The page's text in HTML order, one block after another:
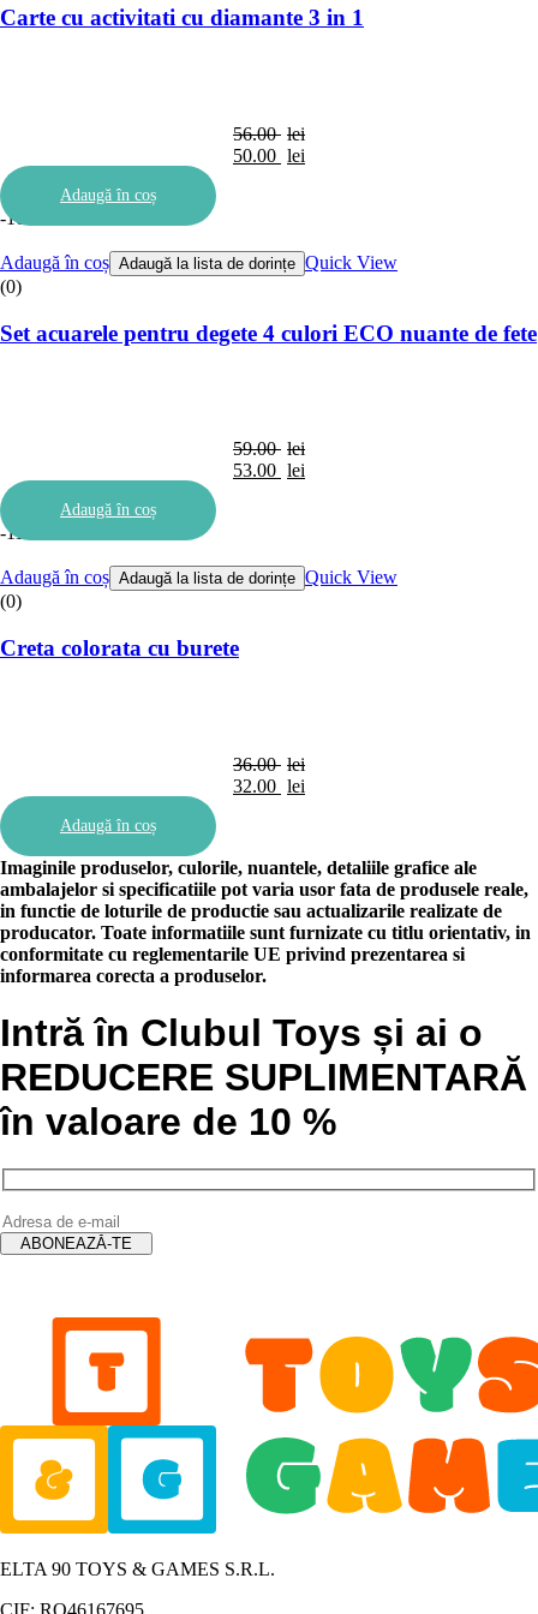
Carte cu activitati cu diamante 3 in 1
56.00 lei
Prețul
50.00 lei
Adaugă în coș
-10%
Adaugă în coș Adaugă la lista de dorințe Quick View
(0)
Set acuarele pentru degete 4 culori ECO nuante de fete
59.00 lei
Prețul
53.00 lei
Adaugă în coș
-11%
Adaugă în coș Adaugă la lista de dorințe Quick View
(0)
Creta colorata cu burete
36.00 lei
Prețul
36.00 lei.
32.00 lei
32.00 lei.
Adaugă în coș
Imaginile produselor, culorile, nuantele, detaliile grafice ale
ambalajelor si specificatiile pot varia usor fata de produsele reale,
in functie de loturile de productie sau actualizarile realizate de
producator. Toate informatiile sunt furnizate cu titlu orientativ, in
conformitate cu reglementarile UE privind prezentarea si
informarea corecta a produselor.
Intră în Clubul Toys și ai o
REDUCERE SUPLIMENTARĂ
în valoare de 10 %
ELTA 90 TOYS & GAMES S.R.L.